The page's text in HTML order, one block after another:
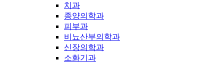
치과
종양의학과
피부과
비뇨산부의학과
신장의학과
소화기과